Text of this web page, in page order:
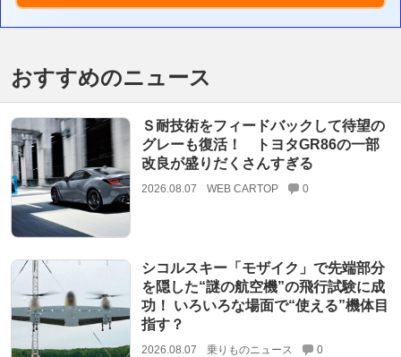
おすすめのニュース
Ｓ耐技術をフィードバックして待望の
グレーも復活！ トヨタGR86の一部
改良が盛りだくさんすぎる
2026.08.07 WEB CARTOP 0
シコルスキー「モザイク」で先端部分
を隠した“謎の航空機”の飛行試験に成
功！ いろいろな場面で“使える”機体目
指す？
2026.08.07 乗りものニュース 0